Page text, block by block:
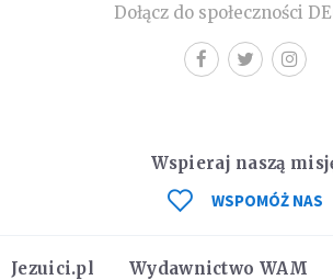
Dołącz do społeczności
Jezuici.pl Wydawnictwo WAM
Wspieraj naszą
WSPOMÓŻ NAS